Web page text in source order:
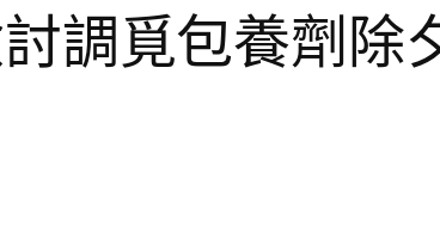
調覓包養劑除